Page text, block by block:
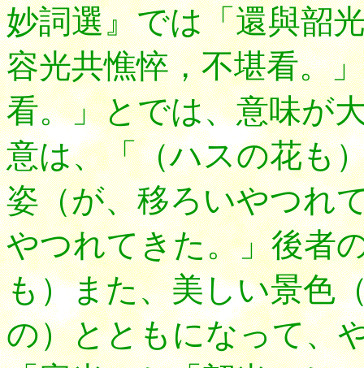
妙詞選』では「還與韶
容光共憔悴，不堪看。
看。」とでは、意味が
意は、「（ハスの花も
姿（が、移ろいやつれ
やつれてきた。」後者
も）また、美しい景色
の）とともになって、